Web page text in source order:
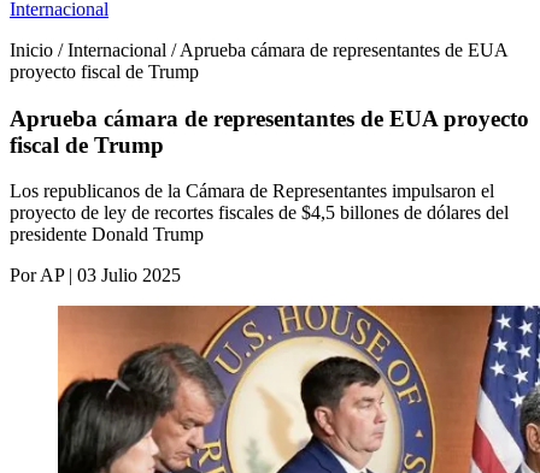
Internacional
Inicio / Internacional / Aprueba cámara de representantes de EUA
proyecto fiscal de Trump
Aprueba cámara de representantes de EUA proyecto
fiscal de Trump
Los republicanos de la Cámara de Representantes impulsaron el
proyecto de ley de recortes fiscales de $4,5 billones de dólares del
presidente Donald Trump
Por AP | 03 Julio 2025